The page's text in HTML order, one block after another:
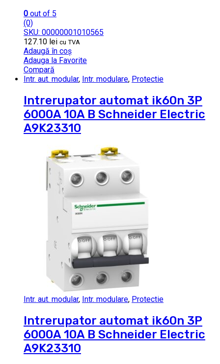
0 out of 5
(0)
SKU: 00000001010565
127.10 lei cu TVA
Adaugă în coș
Adauga la Favorite
Compară
Intr. aut. modular, Intr. modulare, Protectie
Intrerupator automat ik60n 3P
6000A 10A B Schneider Electric
A9K23310
Intr. aut. modular, Intr. modulare, Protectie
Intrerupator automat ik60n 3P
6000A 10A B Schneider Electric
A9K23310